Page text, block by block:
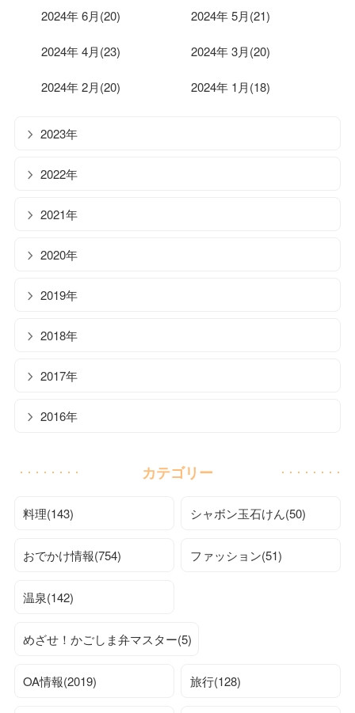
2024年 6月(20) 2024年 5月(21)
2024年 4月(23) 2024年 3月(20)
2024年 2月(20) 2024年 1月(18)
2023年
2022年
2021年
2020年
2019年
2018年
2017年
2016年
カテゴリー
料理(143) シャボン玉石けん(50)
おでかけ情報(754) ファッション(51)
温泉(142)
めざせ！かごしま弁マスター(5)
OA情報(2019) 旅行(128)